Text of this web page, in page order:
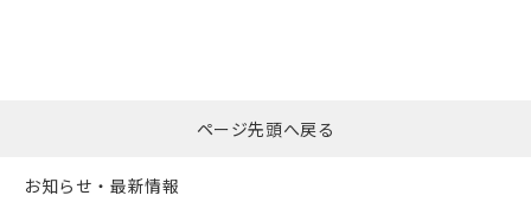
ページ先頭へ戻る
お知らせ・最新情報